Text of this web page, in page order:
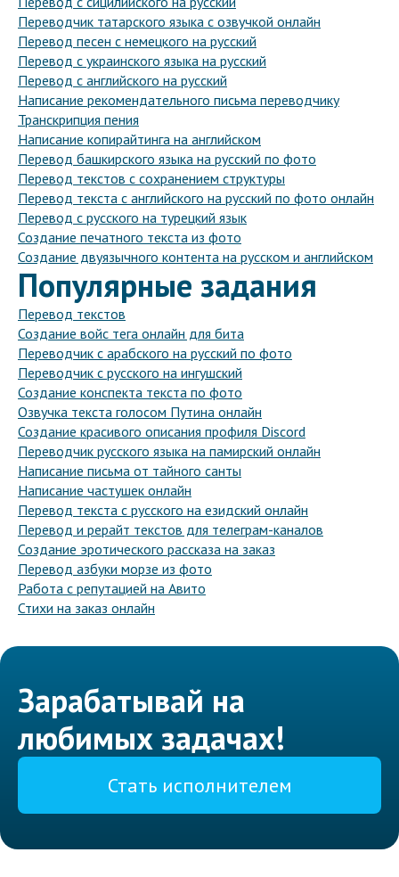
Переводчик татарского языка с озвучкой онлайн
Перевод песен с немецкого на русский
Перевод с украинского языка на русский
Перевод с английского на русский
Написание рекомендательного письма переводчику
Транскрипция пения
Написание копирайтинга на английском
Перевод башкирского языка на русский по фото
Перевод текстов с сохранением структуры
Перевод текста с английского на русский по фото онлайн
Перевод с русского на турецкий язык
Создание печатного текста из фото
Создание двуязычного контента на русском и английском
Популярные задания
Перевод текстов
Создание войс тега онлайн для бита
Переводчик с арабского на русский по фото
Переводчик с русского на ингушский
Создание конспекта текста по фото
Озвучка текста голосом Путина онлайн
Создание красивого описания профиля Discord
Переводчик русского языка на памирский онлайн
Написание письма от тайного санты
Написание частушек онлайн
Перевод текста с русского на езидский онлайн
Перевод и рерайт текстов для телеграм-каналов
Создание эротического рассказа на заказ
Перевод азбуки морзе из фото
Работа с репутацией на Авито
Стихи на заказ онлайн
Зарабатывай на
любимых задачах!
Стать исполнителем